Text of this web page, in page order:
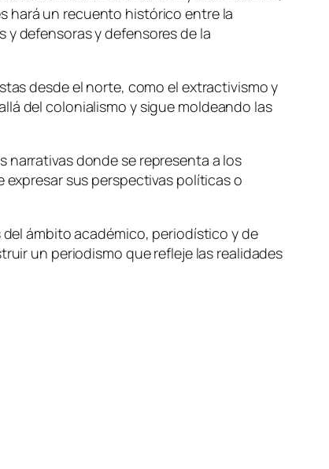
hará un recuento histórico entre la
defensoras y defensores de la
desde el norte, como el extractivismo y
del colonialismo y sigue moldeando las
donde se representa a los
sus perspectivas políticas o
ámbito académico, periodístico y de
un periodismo que refleje las realidades